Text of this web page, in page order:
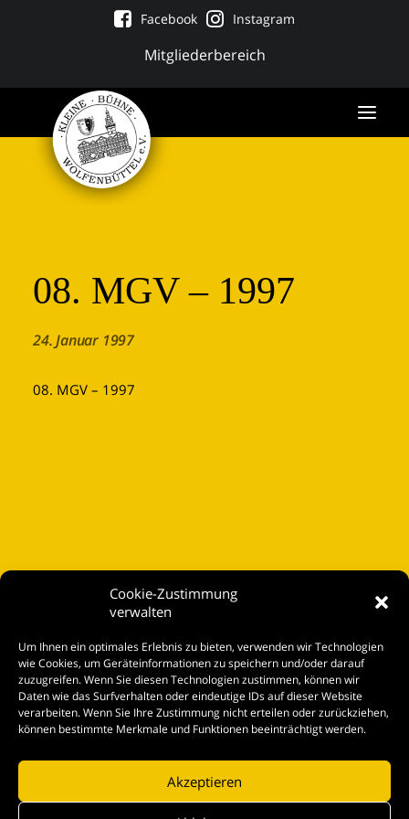
Cookie-Zustimmung
verwalten
Um Ihnen ein optimales Erlebnis zu bieten, verwenden wir Technologien
wie Cookies, um Geräteinformationen zu speichern und/oder darauf
zuzugreifen. Wenn Sie diesen Technologien zustimmen, können wir
Daten wie das Surfverhalten oder eindeutige IDs auf dieser Website
verarbeiten. Wenn Sie Ihre Zustimmung nicht erteilen oder zurückziehen,
können bestimmte Merkmale und Funktionen beeinträchtigt werden.
Akzeptieren
Mitgliederbereich
Facebook Instagram
08. MGV – 1997
24. Januar 1997
08. MGV – 1997
Spielplan
Kontakt
Tickets